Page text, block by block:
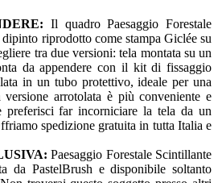
Il quadro Paesaggio Forestale
riprodotto come stampa Giclée su
tra due versioni: tela montata su un
da appendere con il kit di fissaggio
in un tubo protettivo, ideale per una
versione arrotolata è più conveniente e
preferisci far incorniciare la tela da un
spedizione gratuita in tutta Italia e
Paesaggio Forestale Scintillante
da PastelBrush e disponibile soltanto